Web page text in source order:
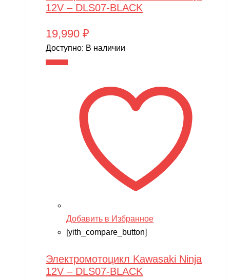
12V – DLS07-BLACK
19,990 ₽
Доступно: В наличии
Добавить в Избранное
[yith_compare_button]
Электромотоцикл Kawasaki Ninja
12V – DLS07-BLACK